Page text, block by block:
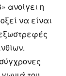
ανοίγει η
να είναι